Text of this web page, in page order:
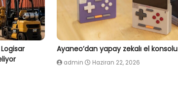
Ayaneo’dan yapay zekalı el konsolu
admin Haziran 22, 2026